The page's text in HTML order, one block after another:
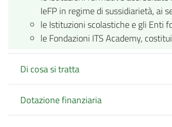
IeFP in regime di sussidiarietà, ai
le Istituzioni scolastiche e gli Enti
le Fondazioni ITS Academy,
Di cosa si tratta
Dotazione finanziaria